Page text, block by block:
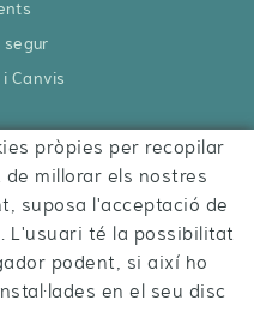
Canvis
Roses, 6
427
pròpies per recopilar
millorar els nostres
suposa l'acceptació de
L'usuari té la possibilitat
podent, si així ho
en el seu disc